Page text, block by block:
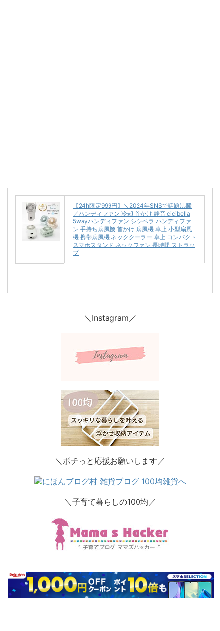
【24h限定999円】＼2024年SNSで話題沸騰
／ハンディファン 冷却 首かけ 静音 cicibella
5wayハンディファン シシベラ ハンディファ
ン 手持ち扇風機 首かけ 扇風機 卓上 小型扇風
機 携帯扇風機 ネッククーラー 卓上 コンパクト
スマホスタンド ネックファン 長時間 ストラッ
プ
＼Instagram／
＼ポチっと応援お願いします／
＼子育て暮らしの100均／